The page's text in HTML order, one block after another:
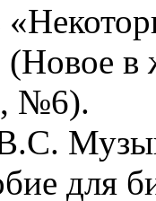
в
№6).
для